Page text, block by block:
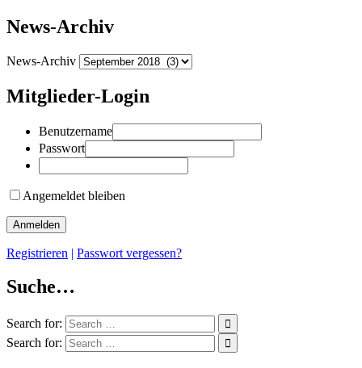
News-Archiv
News-Archiv
Mitglieder-Login
Benutzername
Passwort
Angemeldet bleiben
Registrieren | Passwort vergessen?
Suche…
Search for:
Search for: